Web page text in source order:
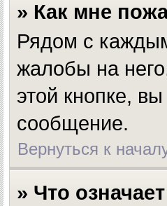
» Как мне
Рядом с
жалобы на
этой кнопке,
сообщение.
Вернуться к
» Что